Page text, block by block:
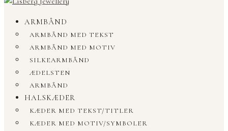
ARMBÅND
ARMBÅND MED TEKST
ARMBÅND MED MOTIV
SILKEARMBÅND
ÆDELSTEN
ARMBÅND
HALSKÆDER
KÆDER MED TEKST/TITLER
KÆDER MED MOTIV/SYMBOLER